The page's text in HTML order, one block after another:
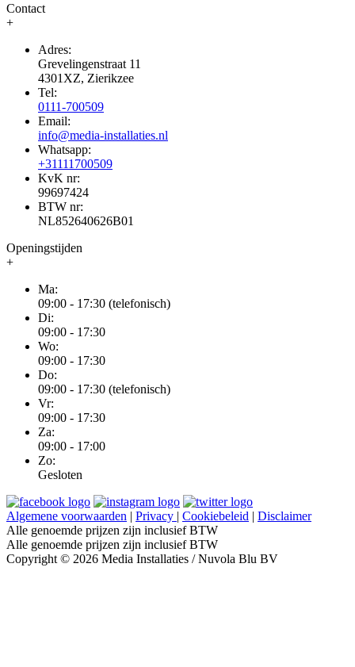
Contact
+
Adres:
Grevelingenstraat 11
4301XZ, Zierikzee
Tel:
0111-700509
Email:
info@media-installaties.nl
Whatsapp:
+31111700509
KvK nr:
99697424
BTW nr:
NL852640626B01
Openingstijden
+
Ma:
09:00 - 17:30 (telefonisch)
Di:
09:00 - 17:30
Wo:
09:00 - 17:30
Do:
09:00 - 17:30 (telefonisch)
Vr:
09:00 - 17:30
Za:
09:00 - 17:00
Zo:
Gesloten
Algemene voorwaarden | Privacy | Cookiebeleid | Disclaimer
Alle genoemde prijzen zijn inclusief BTW
Alle genoemde prijzen zijn inclusief BTW
Copyright © 2026 Media Installaties / Nuvola Blu BV